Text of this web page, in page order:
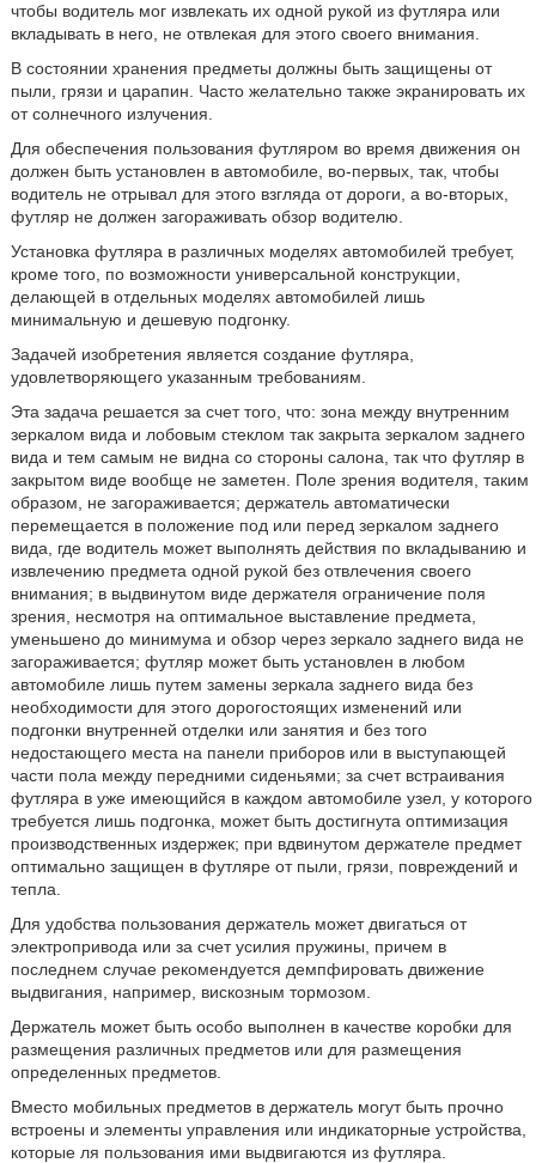
чтобы водитель мог извлекать их одной рукой из футляра или
вкладывать в него, не отвлекая для этого своего внимания.
В состоянии хранения предметы должны быть защищены от
пыли, грязи и царапин. Часто желательно также экранировать их
от солнечного излучения.
Для обеспечения пользования футляром во время движения он
должен быть установлен в автомобиле, во-первых, так, чтобы
водитель не отрывал для этого взгляда от дороги, а во-вторых,
футляр не должен загораживать обзор водителю.
Установка футляра в различных моделях автомобилей требует,
кроме того, по возможности универсальной конструкции,
делающей в отдельных моделях автомобилей лишь
минимальную и дешевую подгонку.
Задачей изобретения является создание футляра,
удовлетворяющего указанным требованиям.
Эта задача решается за счет того, что: зона между внутренним
зеркалом вида и лобовым стеклом так закрыта зеркалом заднего
вида и тем самым не видна со стороны салона, так что футляр в
закрытом виде вообще не заметен. Поле зрения водителя, таким
образом, не загораживается; держатель автоматически
перемещается в положение под или перед зеркалом заднего
вида, где водитель может выполнять действия по вкладыванию и
извлечению предмета одной рукой без отвлечения своего
внимания; в выдвинутом виде держателя ограничение поля
зрения, несмотря на оптимальное выставление предмета,
уменьшено до минимума и обзор через зеркало заднего вида не
загораживается; футляр может быть установлен в любом
автомобиле лишь путем замены зеркала заднего вида без
необходимости для этого дорогостоящих изменений или
подгонки внутренней отделки или занятия и без того
недостающего места на панели приборов или в выступающей
части пола между передними сиденьями; за счет встраивания
футляра в уже имеющийся в каждом автомобиле узел, у которого
требуется лишь подгонка, может быть достигнута оптимизация
производственных издержек; при вдвинутом держателе предмет
оптимально защищен в футляре от пыли, грязи, повреждений и
тепла.
Для удобства пользования держатель может двигаться от
электропривода или за счет усилия пружины, причем в
последнем случае рекомендуется демпфировать движение
выдвигания, например, вискозным тормозом.
Держатель может быть особо выполнен в качестве коробки для
размещения различных предметов или для размещения
определенных предметов.
Вместо мобильных предметов в держатель могут быть прочно
встроены и элементы управления или индикаторные устройства,
которые ля пользования ими выдвигаются из футляра.